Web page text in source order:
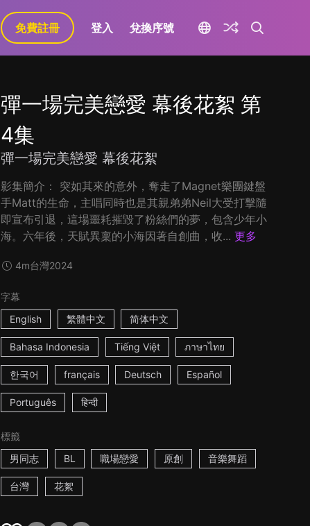
免費註冊 登入 兌換序號
彈一場完美戀愛 幕後花絮 第
4集
彈一場完美戀愛 幕後花絮
影集簡介： 突如其來的意外，奪走了Magnet樂團鍵盤
手Matt的生命，主唱同時也是其親弟弟Neil大受打擊隨
即宣布引退，這場噩耗摧毀了粉絲們的夢，包含少年小
海。六年後，天賦異稟的小海因著自創曲，收... 更多
4m台灣2024
字幕
English
繁體中文 简体中文
Bahasa Indonesia Tiếng Việt ภาษาไทย
한국어 français Deutsch Español
Português हिन्दी
標籤
男同志
BL 職場戀愛 原創 音樂舞蹈
台灣 花絮